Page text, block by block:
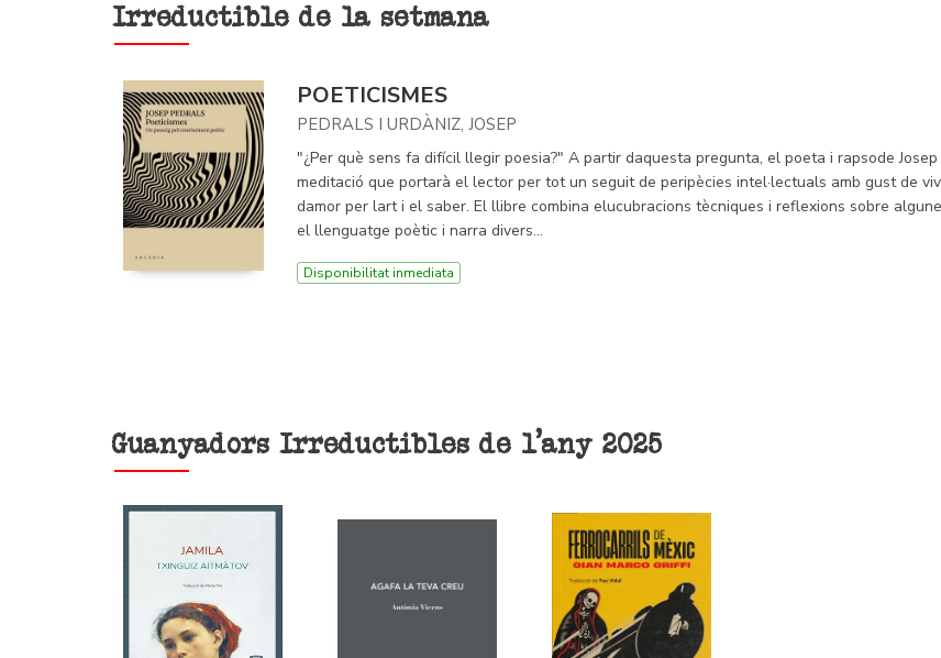
Irreductible de la setmana
POETICISMES
PEDRALS I URDÀNIZ, JOSEP
"¿Per què sens fa difícil llegir poesia?" A partir daquesta pregunta, el poeta i rapsode
meditació que portarà el lector per tot un seguit de peripècies intel·lectuals amb gust de
damor per lart i el saber. El llibre combina elucubracions tècniques i reflexions sobre
el llenguatge poètic i narra divers...
Disponibilitat inmediata
Guanyadors Irreductibles de l'any 2025